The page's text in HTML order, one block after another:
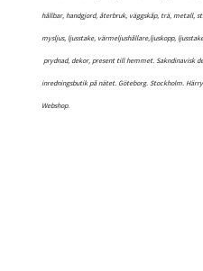
hållbar, handgjord, återbruk, väggskåp, trä, metall,
mysljus, ljusstake, värmeljushållare,ljuskopp,
prydnad, dekor, present till hemmet. Sakndinavisk
inredningsbutik på nätet. Göteborg. Stockholm.
Webshop.